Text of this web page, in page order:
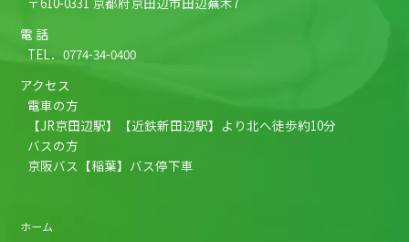
電 話
TEL．0774-34-0400
アクセス
電車の方
【JR京田辺駅】【近鉄新田辺駅】より北へ徒歩約10分
バスの方
京阪バス【稲葉】バス停下車
ホーム